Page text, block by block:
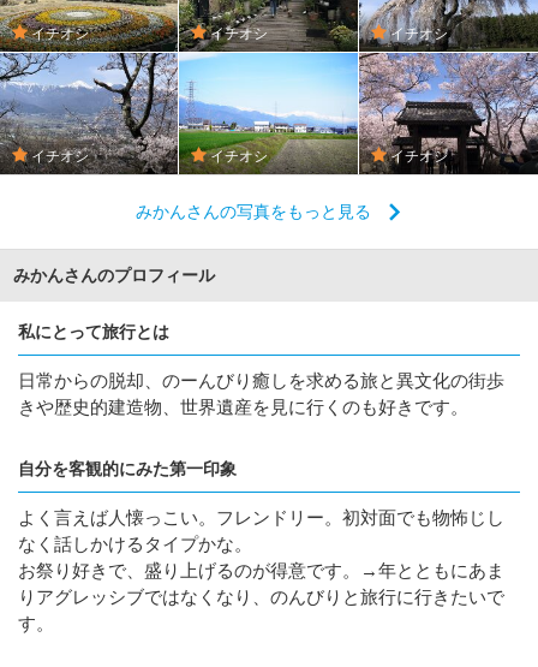
イチオシ イチオシ イチオシ
イチオシ イチオシ イチオシ
みかんさんの写真をもっと見る
みかんさんのプロフィール
私にとって旅行とは
日常からの脱却、のーんびり癒しを求める旅と異文化の街歩
きや歴史的建造物、世界遺産を見に行くのも好きです。
自分を客観的にみた第一印象
よく言えば人懐っこい。フレンドリー。初対面でも物怖じし
なく話しかけるタイプかな。
お祭り好きで、盛り上げるのが得意です。→年とともにあま
りアグレッシブではなくなり、のんびりと旅行に行きたいで
す。